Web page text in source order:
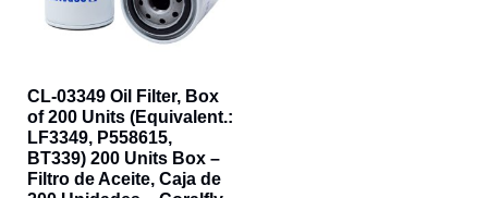
CL-03349 Oil Filter, Box
of 200 Units (Equivalent.:
LF3349, P558615,
BT339) 200 Units Box –
Filtro de Aceite, Caja de